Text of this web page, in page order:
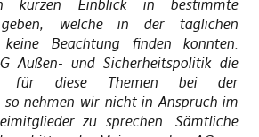
kurzen Einblick in bestimmte
geben, welche in der täglichen
Beachtung finden konnten.
Außen- und Sicherheitspolitik die
für diese Themen bei der
nehmen wir nicht in Anspruch im
zu sprechen. Sämtliche